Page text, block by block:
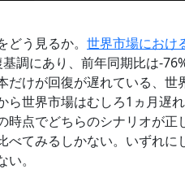
どう見るか。 世界市場におけ
調にあり、前年同期比は-
だけが回復が遅れている、
ら世界市場はむしろ1ヵ月遅
時点でどちらのシナリオが
べてみるしかない。いずれ
。